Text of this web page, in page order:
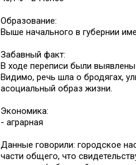
Образование:
Выше начального в губернии
Забавный факт:
В ходе переписи были
Видимо, речь шла о бродягах,
асоциальный образ жизни.
Экономика:
- аграрная
Данные говорили: городское
части общего, что